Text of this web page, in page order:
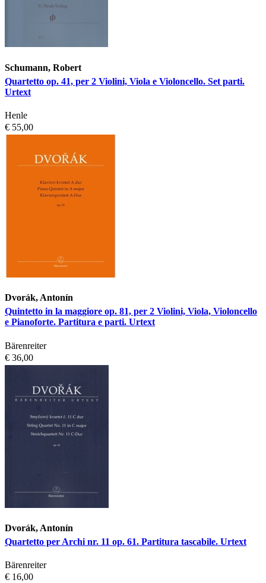
Schumann, Robert
Quartetto op. 41, per 2 Violini, Viola e Violoncello. Set parti.
Urtext
Henle
€ 55,00
Dvorák, Antonín
Quintetto in la maggiore op. 81, per 2 Violini, Viola, Violoncello
e Pianoforte. Partitura e parti. Urtext
Bärenreiter
€ 36,00
Dvorák, Antonín
Quartetto per Archi nr. 11 op. 61. Partitura tascabile. Urtext
Bärenreiter
€ 16,00